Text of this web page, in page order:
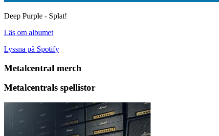
Deep Purple - Splat!
Läs om albumet
Lyssna på Spotify
Metalcentral merch
Metalcentrals spellistor